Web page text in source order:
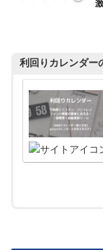
利回りカレンダー